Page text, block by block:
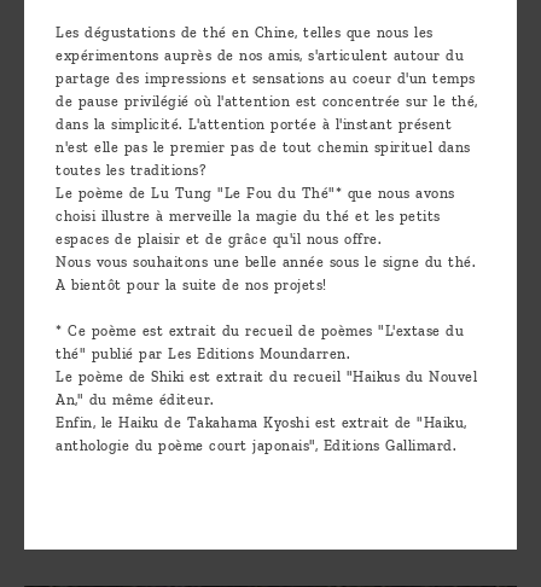
Les dégustations de thé en Chine, telles que nous les
expérimentons auprès de nos amis, s'articulent autour du
partage des impressions et sensations au coeur d'un temps
de pause privilégié où l'attention est concentrée sur le thé,
dans la simplicité. L'attention portée à l'instant présent
n'est elle pas le premier pas de tout chemin spirituel dans
toutes les traditions?
Le poème de Lu Tung "Le Fou du Thé"* que nous avons
choisi illustre à merveille la magie du thé et les petits
espaces de plaisir et de grâce qu'il nous offre.
Nous vous souhaitons une belle année sous le signe du thé.
A bientôt pour la suite de nos projets!
* Ce poème est extrait du recueil de poèmes "L'extase du
thé" publié par Les Editions Moundarren.
Le poème de Shiki est extrait du recueil "Haikus du Nouvel
An," du même éditeur.
Enfin, le Haiku de Takahama Kyoshi est extrait de "Haiku,
anthologie du poème court japonais", Editions Gallimard.